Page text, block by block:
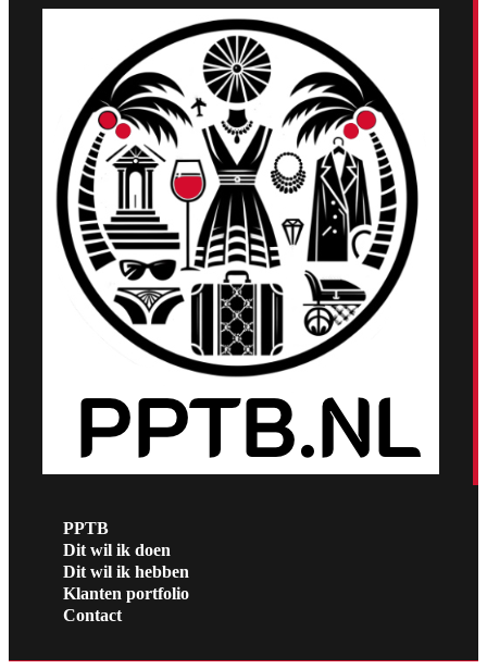
PPTB
Dit wil ik doen
Dit wil ik hebben
Klanten portfolio
Contact